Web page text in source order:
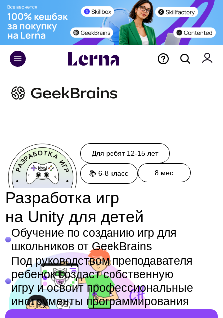
+375 29 171 55 70
📚 6-8 класс 8 мес
Разработка игр
на Unity для детей
Обучение по созданию игр для
школьников от GeekBrains
Под руководством преподавателя
ребенок создаст собственную
игру и освоит профессиональные
инструменты программирования
Получить доступ